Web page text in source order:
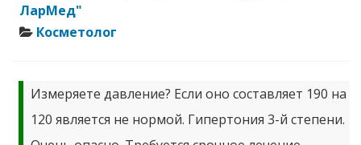
ЛарМед"
Косметолог
Измеряете давление? Если оно составляет 190 на
120 является не нормой. Гипертония 3-й степени.